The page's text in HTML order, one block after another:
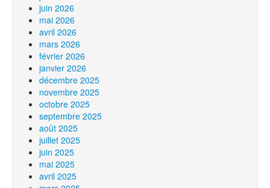
juin 2026
mai 2026
avril 2026
mars 2026
février 2026
janvier 2026
décembre 2025
novembre 2025
octobre 2025
septembre 2025
août 2025
juillet 2025
juin 2025
mai 2025
avril 2025